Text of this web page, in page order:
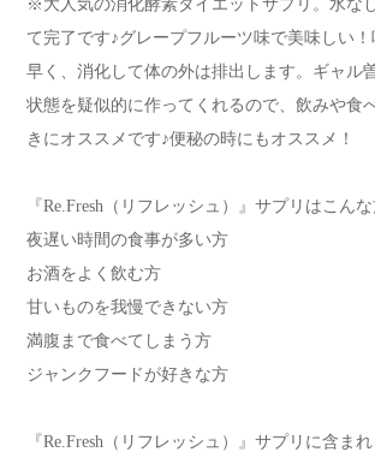
※大人気の消化酵素ダイエットサプリ。水な
て完了です♪グレープフルーツ味で美味しい
早く、消化して体の外は排出します。ギャル
状態を疑似的に作ってくれるので、飲みや食
きにオススメです♪便秘の時にもオススメ！
『Re.Fresh（リフレッシュ）』サプリはこん
夜遅い時間の食事が多い方
お酒をよく飲む方
甘いものを我慢できない方
満腹まで食べてしまう方
ジャンクフードが好きな方
『Re.Fresh（リフレッシュ）』サプリに含ま